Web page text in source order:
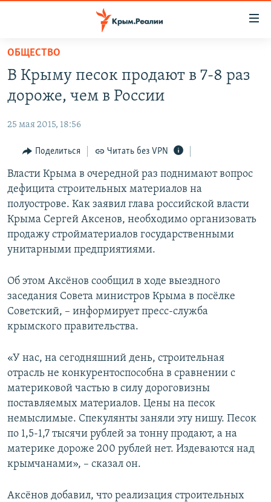
Вернуться
основному
содержанию
Вернутся
навигации
Вернутся
поиску
СПЕЦПРОЕКТЫ
КАРТА ВОЕННЫХ ОБЪЕКТОВ КРЫМА
11 ЛЕТ ОККУПАЦИИ КРЫМА. 11 ИСТОРИЙ СОПРОТИВЛЕНИЯ
ВОДА
ИСТОРИЯ
ЕЩЕ
ИНТЕРАКТИВ
ИНФОГРАФИКА
ТЕЛЕПРОЕКТ КРЫМ.РЕАЛИИ
СОВЕТЫ ПРАВОЗАЩИТНИКОВ
ПОБЕДИТЕЛЕЙ НЕ СУДЯТ?
КРЫМ.НЕПОКОРЕННЫЙ
ELIFBE
РАДІО СВОБОДА
КАК ОБОЙТИ БЛОКИРОВКУ
Українською
Qırımtatar
ПРИСОЕДИНЯЙТЕСЬ!
Все сайты RFE/RL
ОБЩЕСТВО
В Крыму песок продают в 7-8 раз
дороже, чем в России
25 мая 2015, 18:56
Поделиться Читать без VPN
Власти Крыма в очередной раз поднимают вопрос
дефицита строительных материалов на
полуострове. Как заявил глава российской власти
Крыма Сергей Аксенов, необходимо организовать
продажу стройматериалов государственными
унитарными предприятиями.
Об этом Аксёнов сообщил в ходе выездного
заседания Совета министров Крыма в посёлке
Советский, – информирует пресс-служба
крымского правительства.
«У нас, на сегодняшний день, строительная
отрасль не конкурентоспособна в сравнении с
материковой частью в силу дороговизны
поставляемых материалов. Цены на песок
немыслимые. Спекулянты заняли эту нишу. Песок
по 1,5-1,7 тысячи рублей за тонну продают, а на
материке дороже 200 рублей нет. Издеваются над
крымчанами», – сказал он.
Аксёнов добавил, что реализация строительных